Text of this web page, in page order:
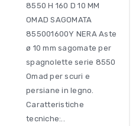
8550 H 160 D 10 MM
OMAD SAGOMATA
855001600Y NERA Aste
ø 10 mm sagomate per
spagnolette serie 8550
Omad per scuri e
persiane in legno.
Caratteristiche
tecniche:..